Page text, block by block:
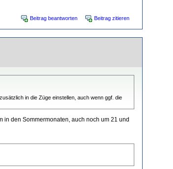
Beitrag beantworten Beitrag zitieren
in die Züge einstellen, auch wenn ggf. die
in den Sommermonaten, auch noch um 21 und